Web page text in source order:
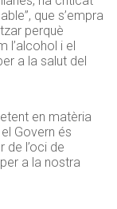
que s’empra
perquè
l’alcohol i el
a la salut del
en matèria
Govern és
de l’oci de
a la nostra